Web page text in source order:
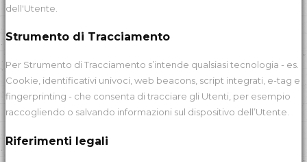
dell'Utente.
Strumento di Tracciamento
Per Strumento di Tracciamento s’intende qualsiasi tecnologia - es.
Cookie, identificativi univoci, web beacons, script integrati, e-tag e
fingerprinting - che consenta di tracciare gli Utenti, per esempio
raccogliendo o salvando informazioni sul dispositivo dell’Utente.
Riferimenti legali